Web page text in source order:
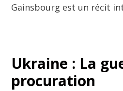
Gainsbourg est un récit
Ukraine : La
procuration